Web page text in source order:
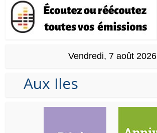
Vendredi, 7 août 2026
Aux Iles